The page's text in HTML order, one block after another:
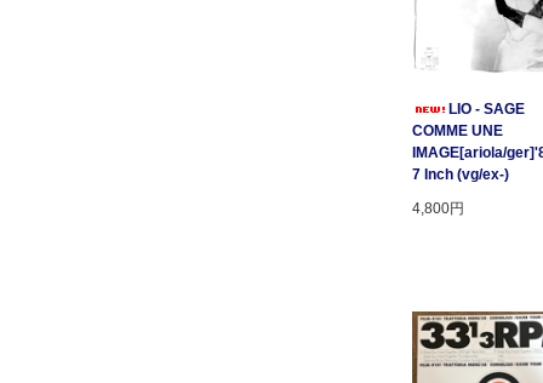
LIO - SAGE
COMME UNE
IMAGE[ariola/
7 Inch (vg/ex-)
4,800円